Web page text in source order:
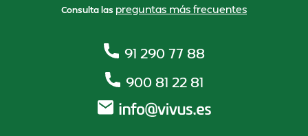
Consulta las preguntas más frecuentes
91 290 77 88
900 81 22 81